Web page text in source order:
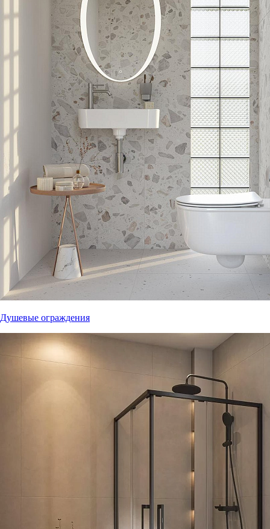
Душевые ограждения